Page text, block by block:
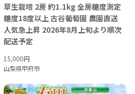
草生栽培 2房 約1.1kg 全房糖度測定
糖度18度以上 古谷葡萄園 農園直送
人気急上昇 2026年8月上旬より順次
配送予定
15,000円
山梨県甲府市